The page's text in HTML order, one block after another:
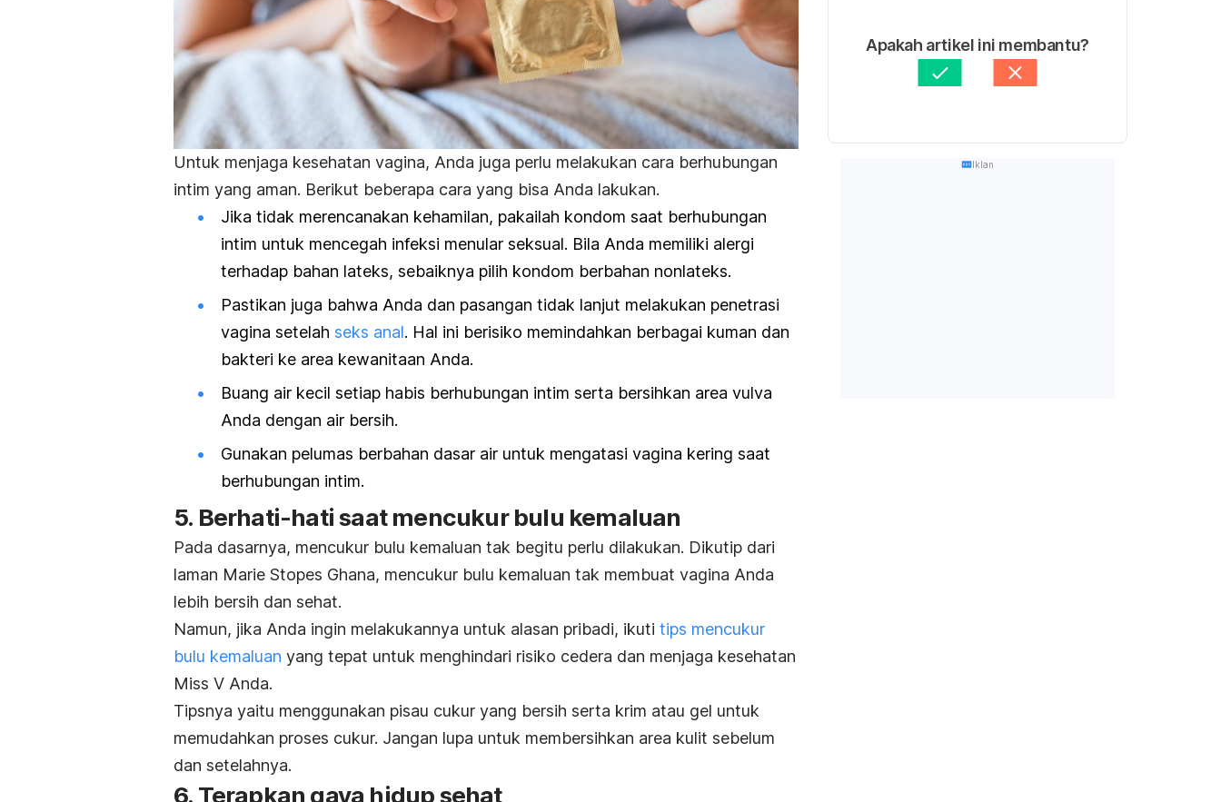
Untuk menjaga kesehatan vagina, Anda juga perlu melakukan cara berhubungan
intim yang aman. Berikut beberapa cara yang bisa Anda lakukan.
Jika tidak merencanakan kehamilan, pakailah kondom saat berhubungan
intim untuk mencegah infeksi menular seksual. Bila Anda memiliki alergi
terhadap bahan lateks, sebaiknya pilih kondom berbahan nonlateks.
Pastikan juga bahwa Anda dan pasangan tidak lanjut melakukan penetrasi
vagina setelah seks anal. Hal ini berisiko memindahkan berbagai kuman dan
bakteri ke area kewanitaan Anda.
Buang air kecil setiap habis berhubungan intim serta bersihkan area vulva
Anda dengan air bersih.
Gunakan pelumas berbahan dasar air untuk mengatasi vagina kering saat
berhubungan intim.
5. Berhati-hati saat mencukur bulu kemaluan
Pada dasarnya, mencukur bulu kemaluan tak begitu perlu dilakukan. Dikutip dari
laman Marie Stopes Ghana, mencukur bulu kemaluan tak membuat vagina Anda
lebih bersih dan sehat.
Namun, jika Anda ingin melakukannya untuk alasan pribadi, ikuti tips mencukur
bulu kemaluan yang tepat untuk menghindari risiko cedera dan menjaga kesehatan
Miss V Anda.
Tipsnya yaitu menggunakan pisau cukur yang bersih serta krim atau gel untuk
memudahkan proses cukur. Jangan lupa untuk membersihkan area kulit sebelum
dan setelahnya.
6. Terapkan gaya hidup sehat
Apakah artikel ini membantu?
Iklan